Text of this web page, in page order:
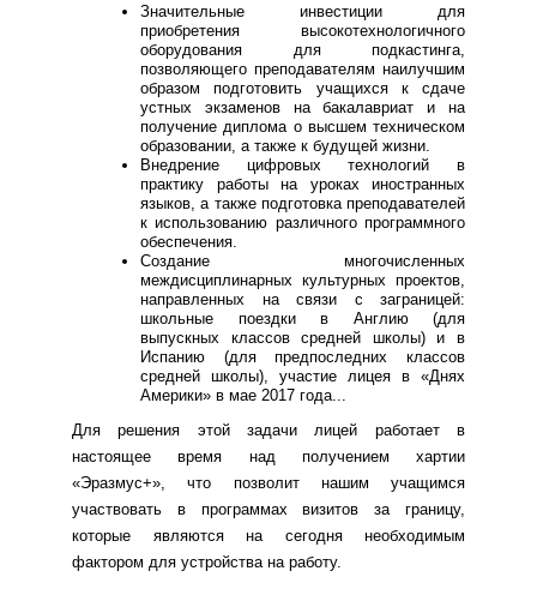
Значительные инвестиции для
приобретения высокотехнологичного
оборудования для подкастинга,
позволяющего преподавателям наилучшим
образом подготовить учащихся к сдаче
устных экзаменов на бакалавриат и на
получение диплома о высшем техническом
образовании, а также к будущей жизни.
Внедрение цифровых технологий в
практику работы на уроках иностранных
языков, а также подготовка преподавателей
к использованию различного программного
обеспечения.
Создание многочисленных
междисциплинарных культурных проектов,
направленных на связи с заграницей:
школьные поездки в Англию (для
выпускных классов средней школы) и в
Испанию (для предпоследних классов
средней школы), участие лицея в «Днях
Америки» в мае 2017 года...
Для решения этой задачи лицей работает в
настоящее время над получением хартии
«Эразмус+», что позволит нашим учащимся
участвовать в программах визитов за границу,
которые являются на сегодня необходимым
фактором для устройства на работу.